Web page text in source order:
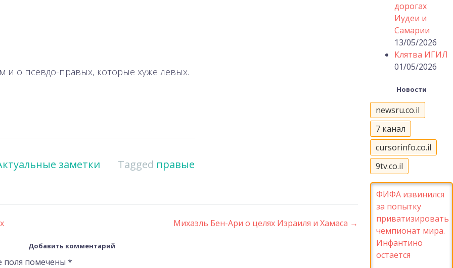
и о псевдо-правых, которые хуже левых.
заметки Tagged правые
Михаэль Бен-Ари о целях Израиля и Хамаса →
Добавить комментарий
поля помечены *
дорогах
Иудеи и
Самарии
13/05/2026
Клятва ИГИЛ
01/05/2026
Новости
newsru.co.il
7 канал
cursorinfo.co.il
9tv.co.il
ФИФА извинился
за попытку
приватизировать
чемпионат мира.
Инфантино
остается